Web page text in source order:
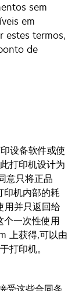
sem
em
estes termos,
de
设备软件或使
打印机设计为
意只将正品
机内部的耗
用并只返回给
一次性使用
上获得,可以由
打印机。